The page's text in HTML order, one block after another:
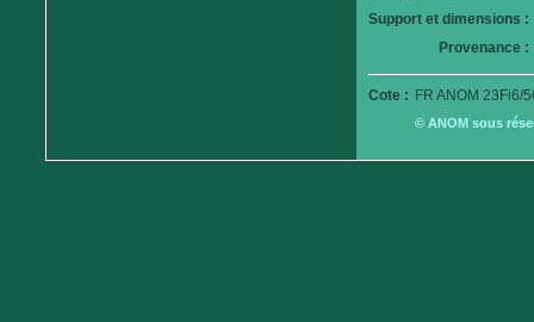
Support et dimensions :
Provenance :
Cote : FR ANOM 23Fi6/
© ANOM sous